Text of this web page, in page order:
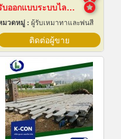
รับออกแบบระบบไลน์ชุบชิ้นงานอุตสาหกรรม
มวดหมู่ : ผู้รับเหมาทาและพ่นสี
ติดต่อผู้ขาย